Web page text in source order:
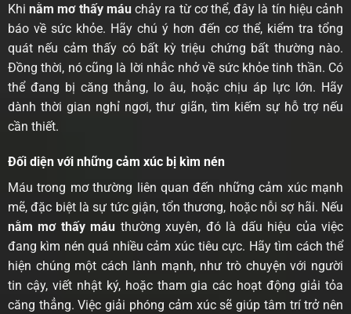
Khinằm mơ thấy máuchảy ra từ cơ thể, đây là tín hiệu cảnh
báo về sức khỏe. Hãy chú ý hơn đến cơ thể, kiểm tra tổng
quát nếu cảm thấy có bất kỳ triệu chứng bất thường nào.
Đồng thời, nó cũng là lời nhắc nhở về sức khỏe tinh thần. Có
thể đang bị căng thẳng, lo âu, hoặc chịu áp lực lớn. Hãy
dành thời gian nghỉ ngơi, thư giãn, tìm kiếm sự hỗ trợ nếu
cần thiết.
Đối diện với những cảm xúc bị kìm nén
Máu trong mơ thường liên quan đến những cảm xúc mạnh
mẽ, đặc biệt là sự tức giận, tổn thương, hoặc nỗi sợ hãi. Nếu
nằm mơ thấy máu thường xuyên, đó là dấu hiệu của việc
đang kìm nén quá nhiều cảm xúc tiêu cực. Hãy tìm cách thể
hiện chúng một cách lành mạnh, như trò chuyện với người
tin cậy, viết nhật ký, hoặc tham gia các hoạt động giải tỏa
căng thẳng. Việc giải phóng cảm xúc sẽ giúp tâm trí trở nên